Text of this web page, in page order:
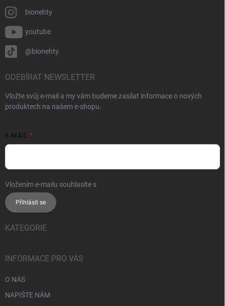
bionehty
youtube
@bionehty
ODEBÍRAT NEWSLETTER
Vložte svůj e-mail a my vám budeme zasílat informace o nových
produktech na našem e-shopu.
E-MAIL
Vložením e-mailu souhlasíte s
Přihlásit se
KATEGORIE
INFORMACE PRO VÁS
O NÁS
NAPIŠTE NÁM